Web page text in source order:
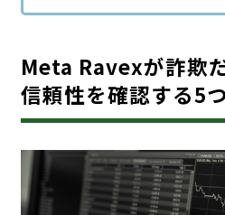
Meta Ravexが詐欺
信頼性を確認する5